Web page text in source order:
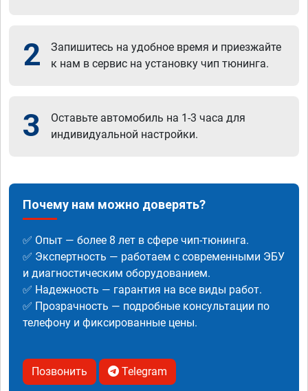
2
Запишитесь на удобное время и приезжайте
к нам в сервис на установку чип тюнинга.
3
Оставьте автомобиль на 1-3 часа для
индивидуальной настройки.
Почему нам можно доверять?
✅ Опыт — более 8 лет в сфере чип-тюнинга.
✅ Экспертность — работаем с современными ЭБУ
и диагностическим оборудованием.
✅ Надежность — гарантия на все виды работ.
✅ Прозрачность — подробные консультации по
телефону и фиксированные цены.
Позвонить Telegram